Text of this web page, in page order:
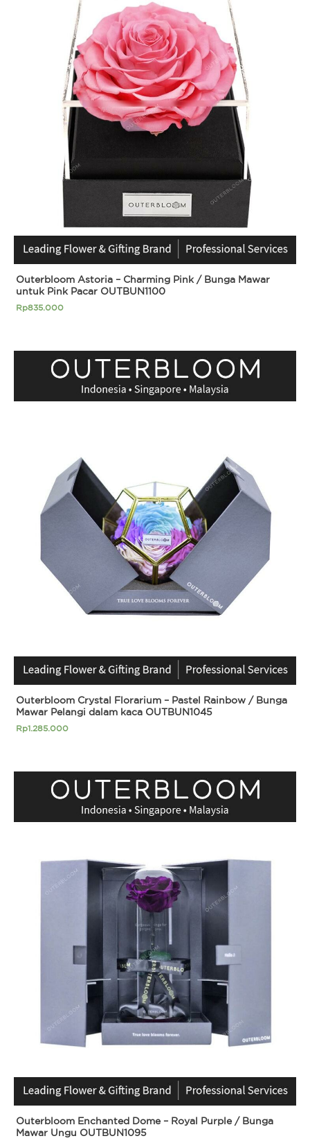
Outerbloom Astoria – Charming Pink / Bunga Mawar
untuk Pink Pacar OUTBUN1100
Rp835.000
Outerbloom Crystal Florarium – Pastel Rainbow / Bunga
Mawar Pelangi dalam kaca OUTBUN1045
Rp1.285.000
Outerbloom Enchanted Dome – Royal Purple / Bunga
Mawar Ungu OUTBUN1095